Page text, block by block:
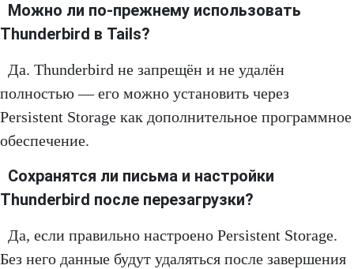
Можно ли по-прежнему использовать
Thunderbird в Tails?
Да. Thunderbird не запрещён и не удалён
полностью — его можно установить через
Persistent Storage как дополнительное программное
обеспечение.
Сохранятся ли письма и настройки
Thunderbird после перезагрузки?
Да, если правильно настроено Persistent Storage.
Без него данные будут удаляться после завершения